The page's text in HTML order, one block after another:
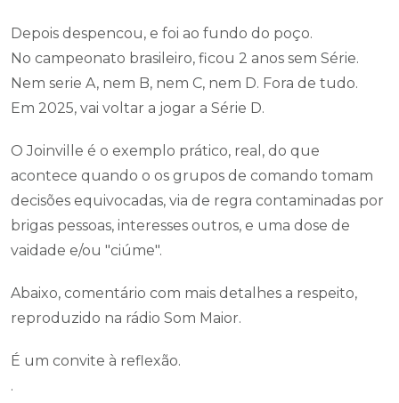
Depois despencou, e foi ao fundo do poço.
No campeonato brasileiro, ficou 2 anos sem Série.
Nem serie A, nem B, nem C, nem D. Fora de tudo.
Em 2025, vai voltar a jogar a Série D.
O Joinville é o exemplo prático, real, do que
acontece quando o os grupos de comando tomam
decisões equivocadas, via de regra contaminadas por
brigas pessoas, interesses outros, e uma dose de
vaidade e/ou "ciúme".
Abaixo, comentário com mais detalhes a respeito,
reproduzido na rádio Som Maior.
É um convite à reflexão.
.